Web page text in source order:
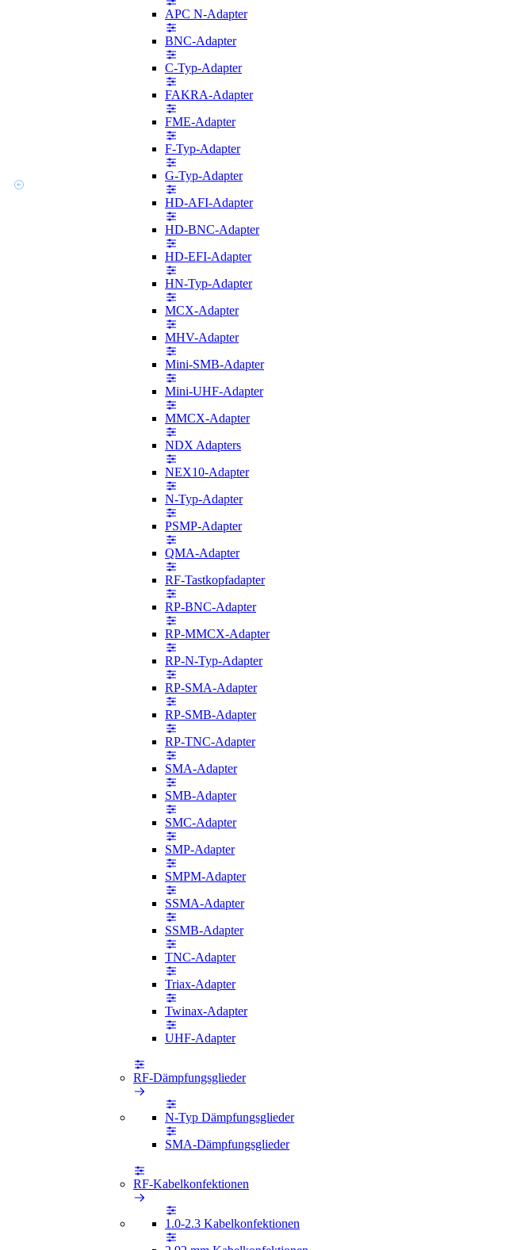
APC N-Adapter
BNC-Adapter
C-Typ-Adapter
FAKRA-Adapter
FME-Adapter
F-Typ-Adapter
G-Typ-Adapter
HD-AFI-Adapter
HD-BNC-Adapter
HD-EFI-Adapter
HN-Typ-Adapter
MCX-Adapter
MHV-Adapter
Mini-SMB-Adapter
Mini-UHF-Adapter
MMCX-Adapter
NDX Adapters
NEX10-Adapter
N-Typ-Adapter
PSMP-Adapter
QMA-Adapter
RF-Tastkopfadapter
RP-BNC-Adapter
RP-MMCX-Adapter
RP-N-Typ-Adapter
RP-SMA-Adapter
RP-SMB-Adapter
RP-TNC-Adapter
SMA-Adapter
SMB-Adapter
SMC-Adapter
SMP-Adapter
SMPM-Adapter
SSMA-Adapter
SSMB-Adapter
TNC-Adapter
Triax-Adapter
Twinax-Adapter
UHF-Adapter
RF-Dämpfungsglieder
N-Typ Dämpfungsglieder
SMA-Dämpfungsglieder
RF-Kabelkonfektionen
1.0-2.3 Kabelkonfektionen